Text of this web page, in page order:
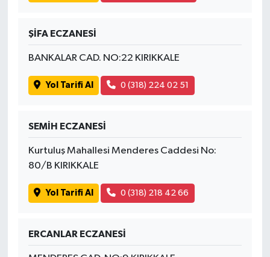
ŞİFA ECZANESİ
BANKALAR CAD. NO:22 KIRIKKALE
Yol Tarifi Al 0 (318) 224 02 51
SEMİH ECZANESİ
Kurtuluş Mahallesi Menderes Caddesi No:
80/B KIRIKKALE
Yol Tarifi Al 0 (318) 218 42 66
ERCANLAR ECZANESİ